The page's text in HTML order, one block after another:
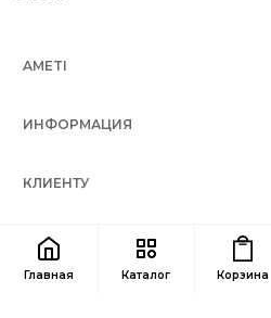
Главная Каталог Корзина
AMETI
ИНФОРМАЦИЯ
КЛИЕНТУ
КОНТАКТЫ